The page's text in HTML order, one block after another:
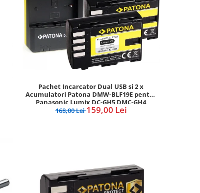
Pachet Incarcator Dual USB si 2 x
Acumulatori Patona DMW-BLF19E pentru
Panasonic Lumix DC-GH5 DMC-GH4
168,00 Lei159,00 Lei